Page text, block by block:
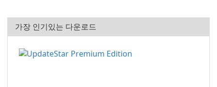
가장 인기있는 다운로드